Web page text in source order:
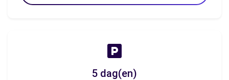
5 dag(en)